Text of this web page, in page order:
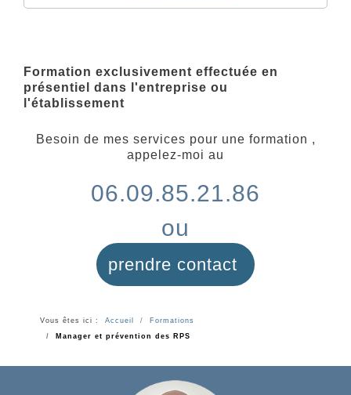
Formation exclusivement effectuée en
présentiel dans l'entreprise ou
l'établissement
Besoin de mes services pour une formation ,
appelez-moi au
06.09.85.21.86
ou
prendre contact
Vous êtes ici : Accueil
Formations
Manager et prévention des RPS